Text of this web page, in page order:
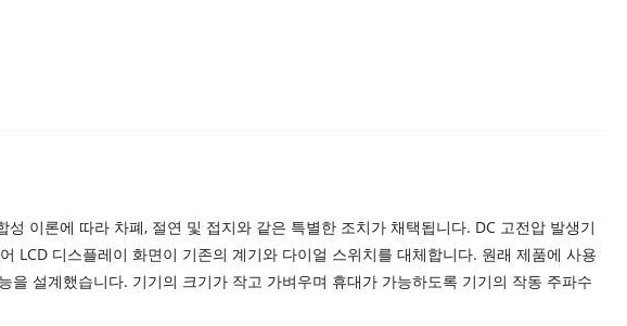
이론에 따라 차폐, 절연 및 접지와 같은 특별한 조치가 채택됩니다. DC 고전압 발생기
LCD 디스플레이 화면이 기존의 계기와 다이얼 스위치를 대체합니다. 원래 제품에 사용
설계했습니다. 기기의 크기가 작고 가벼우며 휴대가 가능하도록 기기의 작동 주파수